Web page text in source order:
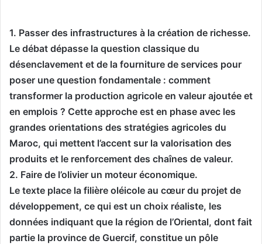
1. Passer des infrastructures à la création de richesse.
Le débat dépasse la question classique du
désenclavement et de la fourniture de services pour
poser une question fondamentale : comment
transformer la production agricole en valeur ajoutée et
en emplois ? Cette approche est en phase avec les
grandes orientations des stratégies agricoles du
Maroc, qui mettent l’accent sur la valorisation des
produits et le renforcement des chaînes de valeur.
2. Faire de l’olivier un moteur économique.
Le texte place la filière oléicole au cœur du projet de
développement, ce qui est un choix réaliste, les
données indiquant que la région de l’Oriental, dont fait
partie la province de Guercif, constitue un pôle